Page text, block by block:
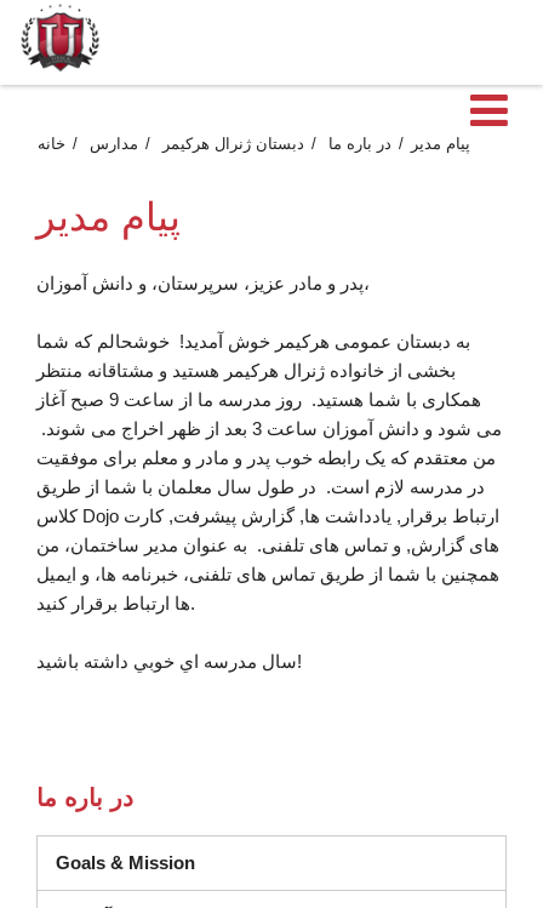
خانه مدارس دبستان ژنرال هرکیمر در باره ما پیام مدیر
پیام مدیر
پدر و مادر عزیز، سرپرستان، و دانش آموزان،
به دبستان عمومی هرکیمر خوش آمدید! خوشحالم که شما
بخشی از خانواده ژنرال هرکیمر هستید و مشتاقانه منتظر
همکاری با شما هستید. روز مدرسه ما از ساعت 9 صبح آغاز
می شود و دانش آموزان ساعت 3 بعد از ظهر اخراج می شوند.
من معتقدم که یک رابطه خوب پدر و مادر و معلم برای موفقیت
در مدرسه لازم است. در طول سال معلمان با شما از طریق
کلاس Dojo ارتباط برقرار, یادداشت ها, گزارش پیشرفت, کارت
های گزارش, و تماس های تلفنی. به عنوان مدیر ساختمان، من
همچنین با شما از طریق تماس های تلفنی، خبرنامه ها، و ایمیل
ها ارتباط برقرار کنید.
سال مدرسه اي خوبي داشته باشيد!
در باره ما
Goals & Mission